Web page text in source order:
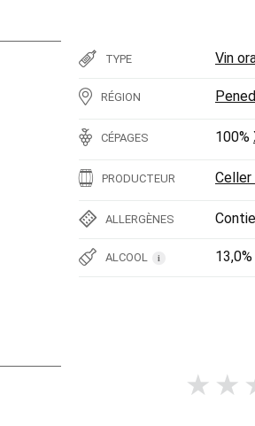
TYPE Vin
RÉGION
CÉPAGES 100%
PRODUCTEUR Celler
ALLERGÈNES
ALCOOL i 13,0%